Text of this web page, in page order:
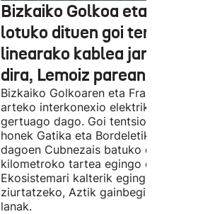
Bizkaiko Golkoa eta
lotuko dituen goi tentsioko
linearako kablea jartzen
dira, Lemoiz parean
Bizkaiko Golkoaren eta Frantziaren
arteko interkonexio elektrikoa
gertuago dago. Goi tentsioko linea
honek Gatika eta Bordeletik gertu
dagoen Cubnezais batuko ditu eta
kilometroko tartea egingo du ur
Ekosistemari kalterik egingo ez
ziurtatzeko, Aztik gainbegiratuko
lanak.